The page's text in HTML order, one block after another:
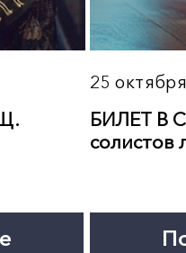
СИРАНО ДЕ БЕРЖЕРАК.
Спектакль